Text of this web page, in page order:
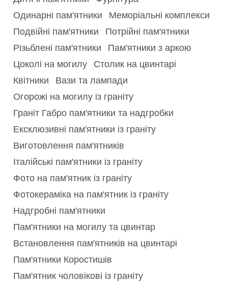
Одинарні пам'ятники
Меморіальні комплекси
Подвійні пам'ятники
Потрійні пам'ятники
Різьблені пам'ятники
Пам'ятники з аркою
Цоколі на могилу
Столик на цвинтарі
Квітники
Вази та лампади
Огорожі на могилу із граніту
Граніт Габро пам'ятники та надгробки
Ексклюзивні пам'ятники із граніту
Виготовлення пам'ятників
Італійські пам'ятники із граніту
Фото на пам'ятник із граніту
Фотокераміка на пам'ятник із граніту
Надгробні пам'ятники
Пам'ятники на могилу та цвинтар
Встановлення пам'ятників на цвинтарі
Пам'ятники Коростишів
Пам'ятник чоловікові із граніту